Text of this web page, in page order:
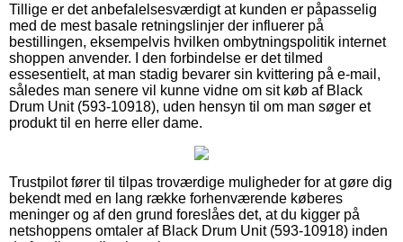
Tillige er det anbefalelsesværdigt at kunden er påpasselig
med de mest basale retningslinjer der influerer på
bestillingen, eksempelvis hvilken ombytningspolitik internet
shoppen anvender. I den forbindelse er det tilmed
essesentielt, at man stadig bevarer sin kvittering på e-mail,
således man senere vil kunne vidne om sit køb af Black
Drum Unit (593-10918), uden hensyn til om man søger et
produkt til en herre eller dame.
Trustpilot fører til tilpas troværdige muligheder for at gøre dig
bekendt med en lang række forhenværende køberes
meninger og af den grund foreslåes det, at du kigger på
netshoppens omtaler af Black Drum Unit (593-10918) inden